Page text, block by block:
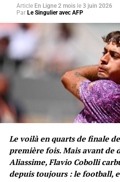
Article En Ligne 2 mois le 3 juin 2026
Par Le Singulier avec AFP
Le voilà en quarts de finale
première fois. Mais avant de
Aliassime, Flavio Cobolli
depuis toujours : le football,